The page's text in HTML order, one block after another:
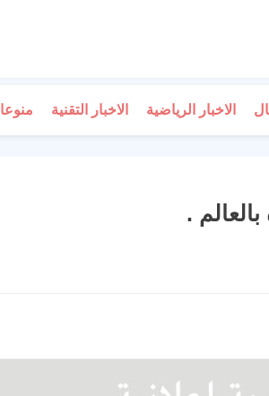
الاخبار الرياضية الاخبار التقنية
.